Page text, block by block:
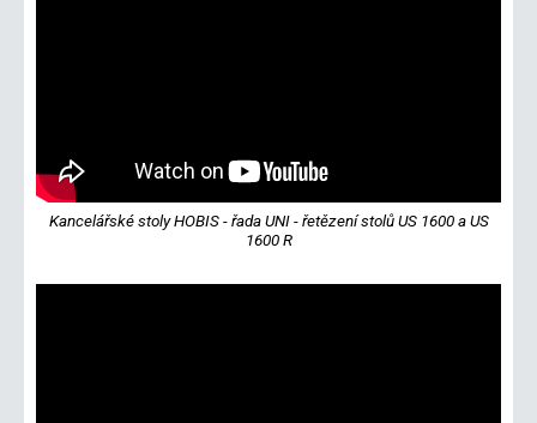
Kancelářské stoly HOBIS - řada UNI - řetězení stolů US 1600 a US
1600 R